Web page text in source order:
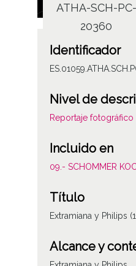
ATHA-SCH-PC-
20360
Identificador
Nivel de
Reportaje fotográfico
Incluido en
09.- SCHOMMER
Título
Extramiana y Philips
Alcance y